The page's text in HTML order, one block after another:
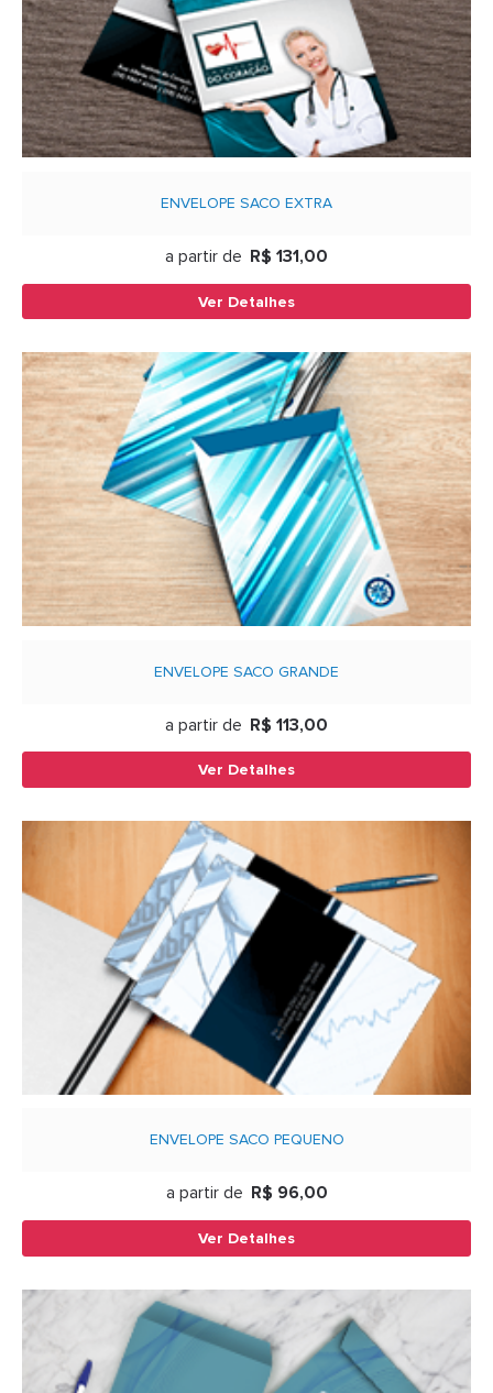
ENVELOPE SACO EXTRA
a partir de R$ 131,00
Ver Detalhes
ENVELOPE SACO GRANDE
a partir de R$ 113,00
Ver Detalhes
ENVELOPE SACO PEQUENO
a partir de R$ 96,00
Ver Detalhes